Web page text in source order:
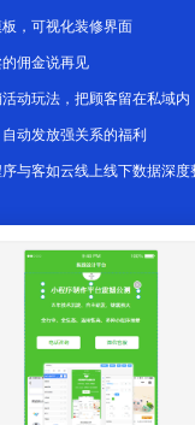
，可视化装修界面
佣金说再见
动玩法，把顾客留在私域内
动发放强关系的福利
与客如云线上线下数据深度